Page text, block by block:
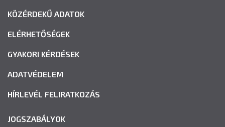
KÖZÉRDEKŰ ADATOK
ELÉRHETŐSÉGEK
GYAKORI KÉRDÉSEK
ADATVÉDELEM
HÍRLEVÉL FELIRATKOZÁS
JOGSZABÁLYOK